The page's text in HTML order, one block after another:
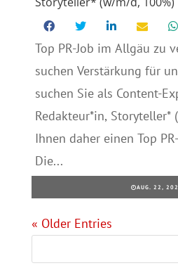
Top PR-Job im Allgäu zu
suchen Verstärkung für
suchen Sie als Content-
Redakteur*in,
Ihnen daher einen Top
Die...
AUG. 22,
« Older Entries